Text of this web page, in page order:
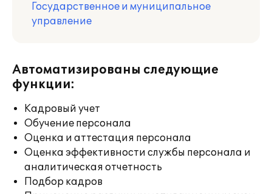
Государственное и муниципальное
управление
Автоматизированы следующие
функции:
Кадровый учет
Обучение персонала
Оценка и аттестация персонала
Оценка эффективности службы персонала и
аналитическая отчетность
Подбор кадров